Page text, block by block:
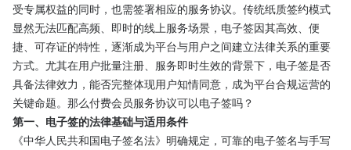
受专属权益的同时，也需签署相应的服务协议。传统纸质签约模式
显然无法匹配高频、即时的线上服务场景，电子签因其高效、便
捷、可存证的特性，逐渐成为平台与用户之间建立法律关系的重要
方式。尤其在用户批量注册、服务即时生效的背景下，电子签是否
具备法律效力，能否完整体现用户知情同意，成为平台合规运营的
关键命题。那么付费会员服务协议可以电子签吗？
第一、电子签的法律基础与适用条件
《中华人民共和国电子签名法》明确规定，可靠的电子签名与手写